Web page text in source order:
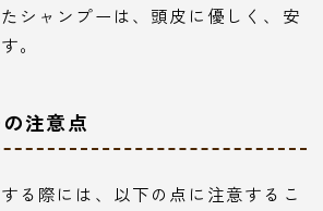
シャンプーは、頭皮に優しく、安
。
注意点
る際には、以下の点に注意するこ